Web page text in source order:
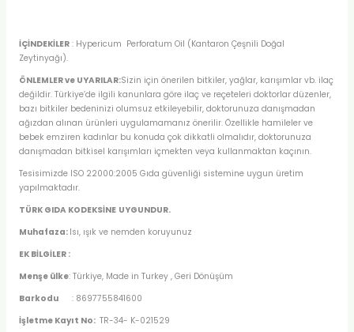
İÇİNDEKİLER : Hypericum Perforatum Oil (Kantaron Çeşnili Doğal
Zeytinyağı).
ÖNLEMLER ve UYARILAR:Sizin için önerilen bitkiler, yağlar, karışımlar vb. ilaç
değildir. Türkiye’de ilgili kanunlara göre ilaç ve reçeteleri doktorlar düzenler,
bazı bitkiler bedeninizi olumsuz etkileyebilir, doktorunuza danışmadan
ağızdan alınan ürünleri uygulamamanız önerilir. Özellikle hamileler ve
bebek emziren kadınlar bu konuda çok dikkatli olmalıdır, doktorunuza
danışmadan bitkisel karışımları içmekten veya kullanmaktan kaçının.
Tesisimizde ISO 22000:2005 Gıda güvenliği sistemine uygun üretim
yapılmaktadır.
TÜRK GIDA KODEKSİNE UYGUNDUR.
Muhafaza: Isı, ışık ve nemden koruyunuz
EK BİLGİLER :
Menşe ülke: Türkiye, Made in Turkey , Geri Dönüşüm
Barkodu
: 8697755841600
İşletme Kayıt No: TR-34- K-021529